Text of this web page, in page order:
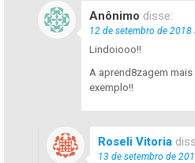
Anônimo disse:
12 de setembro de 2018
Lindoiooo!!
A aprend8zagem
exemplo!!
Roseli Vitoria
13 de setembro de